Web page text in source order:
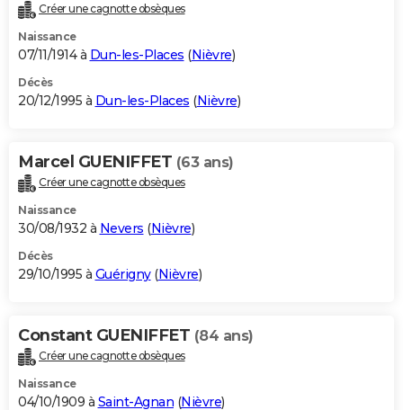
Créer une cagnotte obsèques
Naissance
07/11/1914 à Dun-les-Places (Nièvre)
Décès
20/12/1995 à Dun-les-Places (Nièvre)
Marcel GUENIFFET (63 ans)
Créer une cagnotte obsèques
Naissance
30/08/1932 à Nevers (Nièvre)
Décès
29/10/1995 à Guérigny(Nièvre)
Constant GUENIFFET (84 ans)
Créer une cagnotte obsèques
Naissance
04/10/1909 à Saint-Agnan (Nièvre)